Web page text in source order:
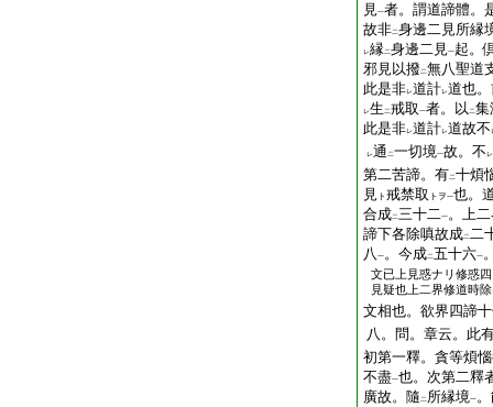
見一者。謂道諦體。
故非二身邊二見所縁
レ縁二身邊二見一起。
邪見以撥二無八聖道
此是非レ道計レ道也
レ生 二戒取一者。以 二集
此是非レ道計レ道故不
レ通 二一切境一故。不 レ
第二苦諦。有二十煩
見 ト 戒禁取 トヲ一也。
合成二三十二一。上
諦下各除嗔故成二二
八一。今成二五十六一
文已上見惑ナリ修惑
見疑也上二界修道時除
文相也。欲界四諦
八。問。章云。此
初第一釋。貪等煩
不盡一也。次第二釋
廣故。隨 二 所縁境一